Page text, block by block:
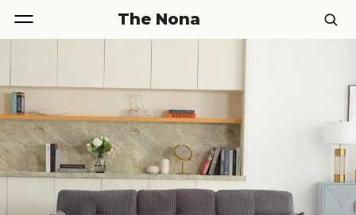
The Nona